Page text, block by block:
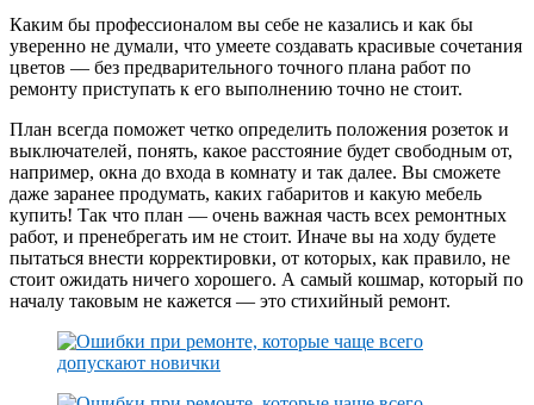
Каким бы профессионалом вы себе не казались и как бы
уверенно не думали, что умеете создавать красивые сочетания
цветов — без предварительного точного плана работ по
ремонту приступать к его выполнению точно не стоит.
План всегда поможет четко определить положения розеток и
выключателей, понять, какое расстояние будет свободным от,
например, окна до входа в комнату и так далее. Вы сможете
даже заранее продумать, каких габаритов и какую мебель
купить! Так что план — очень важная часть всех ремонтных
работ, и пренебрегать им не стоит. Иначе вы на ходу будете
пытаться внести корректировки, от которых, как правило, не
стоит ожидать ничего хорошего. А самый кошмар, который по
началу таковым не кажется — это стихийный ремонт.